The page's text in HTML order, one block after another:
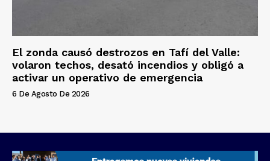
El zonda causó destrozos en Tafí del Valle:
volaron techos, desató incendios y obligó a
activar un operativo de emergencia
6 De Agosto De 2026